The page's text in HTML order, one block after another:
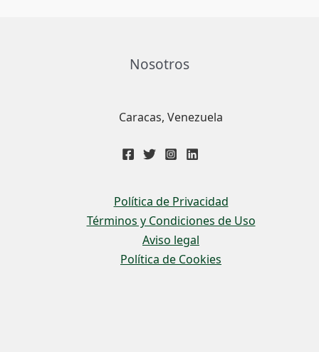
Nosotros
Caracas, Venezuela
Política de Privacidad
Términos y Condiciones de Uso
Aviso legal
Política de Cookies